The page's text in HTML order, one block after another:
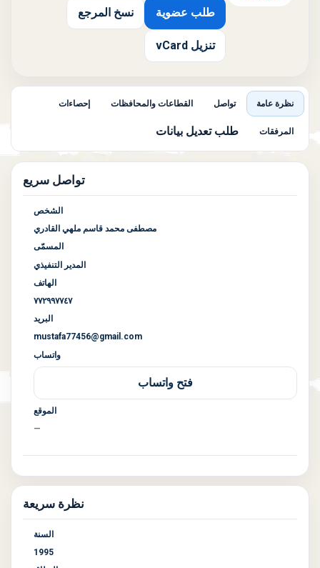
طلب عضوية نسخ المرجع
تنزيل vCard
نظرة عامة تواصل القطاعات والمحافظات إحصاءات
المرفقات طلب تعديل بيانات
تواصل سريع
الشخص
مصطفى محمد قاسم ملهي القادري
المسمّى
المدير التنفيذي
الهاتف
٧٧٢٩٩٧٧٤٧
البريد
mustafa77456@gmail.com
واتساب
فتح واتساب
الموقع
—
نظرة سريعة
السنة
1995